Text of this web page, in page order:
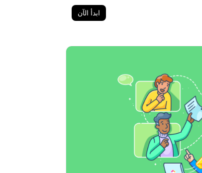
ابدأ الآن